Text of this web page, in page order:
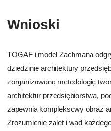
Wnioski
TOGAF i model Zachmana
dziedzinie architektury
zorganizowaną metodologię
architektur przedsiębiorstwa,
zapewnia kompleksowy obraz
Zrozumienie zalet i wad